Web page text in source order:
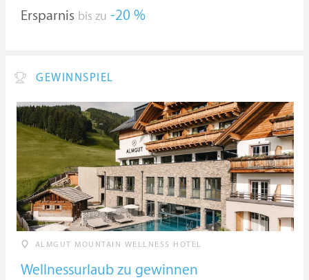
Ersparnis bis zu -20 %
GEWINNSPIEL
ALMGUT MOUNTAIN WELLNESS HOTEL
Wellnessurlaub zu gewinnen